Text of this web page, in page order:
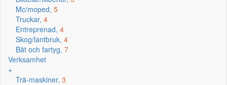
Mc/moped, 5
Truckar, 4
Entreprenad, 4
Skog/lantbruk, 4
Båt och fartyg, 7
Verksamhet
+
Trä-maskiner, 3